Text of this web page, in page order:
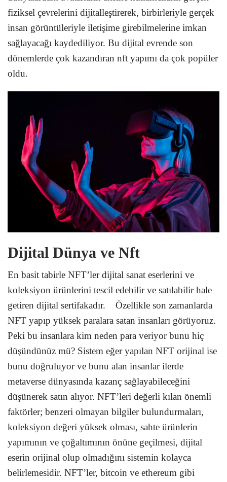
fiziksel çevrelerini dijitalleştirerek, birbirleriyle gerçek
insan görüntüleriyle iletişime girebilmelerine imkan
sağlayacağı kaydediliyor. Bu dijital evrende son
dönemlerde çok kazandıran nft yapımı da çok popüler
oldu.
Dijital Dünya ve Nft
En basit tabirle NFT’ler dijital sanat eserlerini ve
koleksiyon ürünlerini tescil edebilir ve satılabilir hale
getiren dijital sertifakadır. Özellikle son zamanlarda
NFT yapıp yüksek paralara satan insanları görüyoruz.
Peki bu insanlara kim neden para veriyor bunu hiç
düşündünüz mü? Sistem eğer yapılan NFT orijinal ise
bunu doğruluyor ve bunu alan insanlar ilerde
metaverse dünyasında kazanç sağlayabileceğini
düşünerek satın alıyor. NFT’leri değerli kılan önemli
faktörler; benzeri olmayan bilgiler bulundurmaları,
koleksiyon değeri yüksek olması, sahte ürünlerin
yapımının ve çoğaltımının önüne geçilmesi, dijital
eserin orijinal olup olmadığını sistemin kolayca
belirlemesidir. NFT’ler, bitcoin ve ethereum gibi